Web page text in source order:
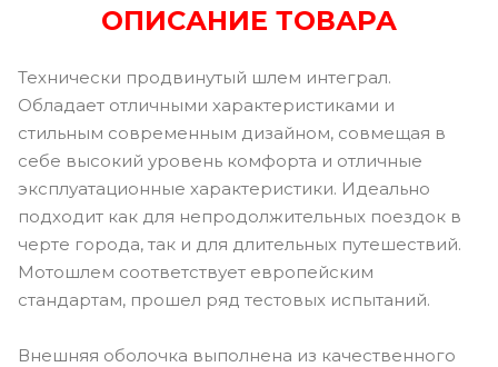
ОПИСАНИЕ ТОВАРА
Технически продвинутый шлем интеграл.
Обладает отличными характеристиками и
стильным современным дизайном, совмещая в
себе высокий уровень комфорта и отличные
эксплуатационные характеристики. Идеально
подходит как для непродолжительных поездок в
черте города, так и для длительных путешествий.
Мотошлем соответствует европейским
стандартам, прошел ряд тестовых испытаний.
Внешняя оболочка выполнена из качественного